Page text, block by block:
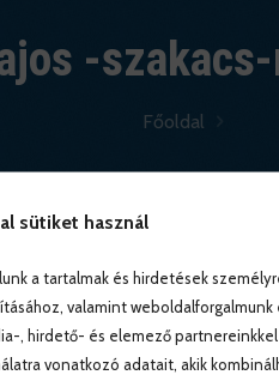
sütiket használ
a tartalmak és hirdetések
valamint weboldalforgalmunk
, hirdető- és elemező
vonatkozó adatait, akik
-
Főoldal